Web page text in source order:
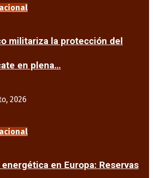
militariza la protección del
en plena…
2026
en Europa: Reservas